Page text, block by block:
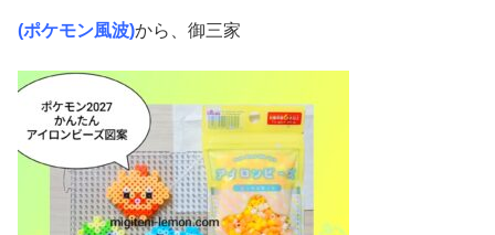
(ポケモン風波)から、御三家